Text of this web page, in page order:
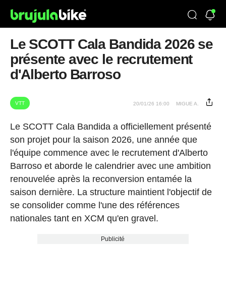
Le SCOTT Cala Bandida 2026 se
présente avec le recrutement
d'Alberto Barroso
VTT 20/01/26 16:00 MIGUE A.
Le SCOTT Cala Bandida a officiellement présenté
son projet pour la saison 2026, une année que
l'équipe commence avec le recrutement d'Alberto
Barroso et aborde le calendrier avec une ambition
renouvelée après la reconversion entamée la
saison dernière. La structure maintient l'objectif de
se consolider comme l'une des références
nationales tant en XCM qu'en gravel.
Publicité